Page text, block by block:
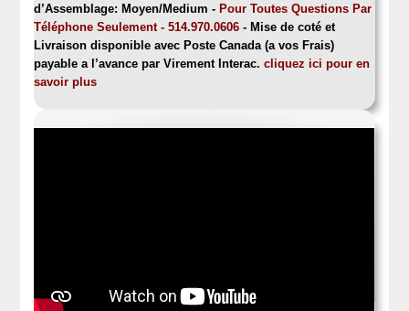
d’Assemblage: Moyen/Medium - Pour Toutes Questions Par
Téléphone Seulement - 514.970.0606 - Mise de coté et
Livraison disponible avec Poste Canada (a vos Frais)
payable a l’avance par Virement Interac.cliquez ici pour en
savoir plus